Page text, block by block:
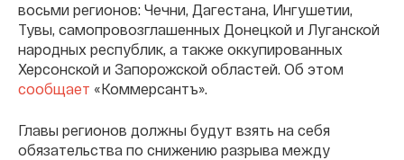
восьми регионов: Чечни, Дагестана, Ингушетии,
Тувы, самопровозглашенных Донецкой и Луганской
народных республик, а также оккупированных
Херсонской и Запорожской областей. Об этом
сообщает «Коммерсантъ».
Главы регионов должны будут взять на себя
обязательства по снижению разрыва между